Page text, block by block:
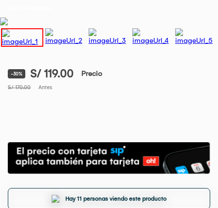
-30% S/ 119.00 Precio
S/ 170.00 Antes
Hay 11 personas viendo este producto